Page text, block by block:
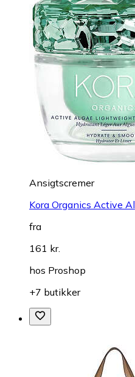
Ansigtscremer
Kora Organics Active
fra
161 kr.
hos Proshop
+7 butikker